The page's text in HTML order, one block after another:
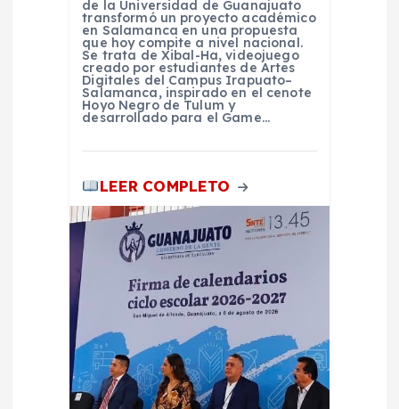
de la Universidad de Guanajuato
transformó un proyecto académico
en Salamanca en una propuesta
que hoy compite a nivel nacional.
Se trata de Xibal-Ha, videojuego
creado por estudiantes de Artes
Digitales del Campus Irapuato–
Salamanca, inspirado en el cenote
Hoyo Negro de Tulum y
desarrollado para el Game…
LEER COMPLETO